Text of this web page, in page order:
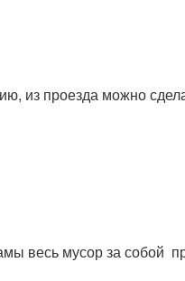
из проезда можно
весь мусор за собой